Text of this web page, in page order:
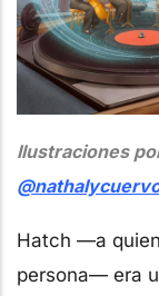
Ilustraciones
Hatch —a
persona— era